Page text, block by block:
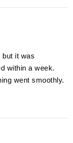
but it was
within a week.
went smoothly.